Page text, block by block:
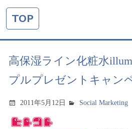
TOP
高保湿ライン化粧水
プルプレゼントキャン
2011年5月12日 Social Marketing